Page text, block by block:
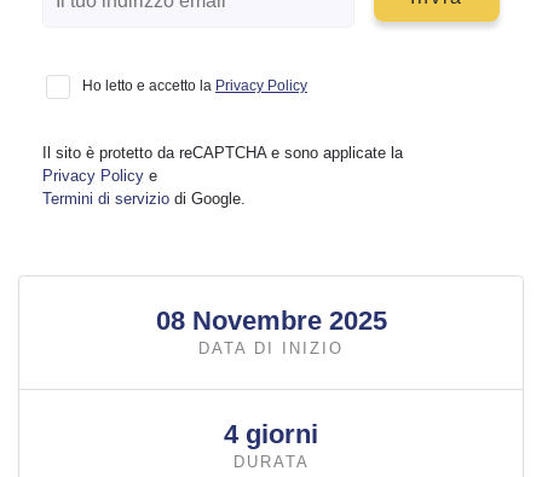
Ho letto e accetto la Privacy Policy
Il sito è protetto da reCAPTCHA e sono applicate la
Privacy Policy e
Termini di servizio di Google.
08 Novembre 2025
DATA DI INIZIO
4 giorni
DURATA